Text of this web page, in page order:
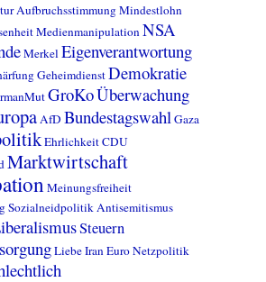
AufbruchsstimmungMindestlohn
MedienmanipulationNSA
MerkelEigenverantwortung
GeheimdienstDemokratie
GroKoÜberwachung
AfD Bundestagswahl Gaza
EhrlichkeitCDU
Marktwirtschaft
Meinungsfreiheit
SozialneidpolitikAntisemitismus
Steuern
LiebeIranEuroNetzpolitik